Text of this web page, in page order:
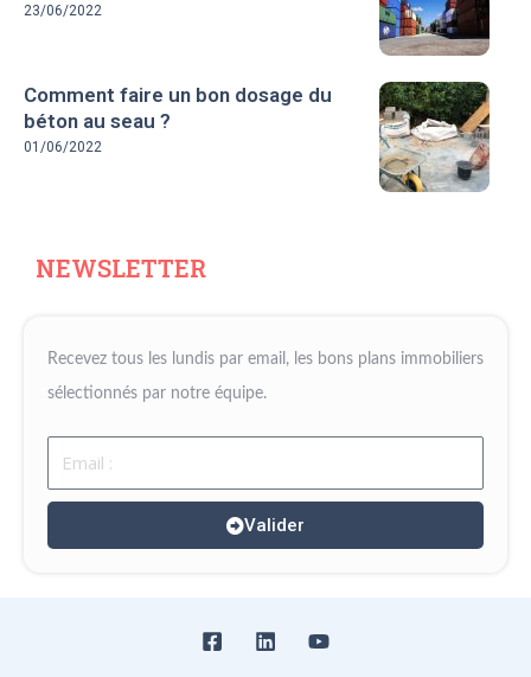
23/06/2022
Comment faire un bon dosage du
béton au seau ?
01/06/2022
NEWSLETTER
Recevez tous les lundis par email, les bons plans immobiliers
sélectionnés par notre équipe.
Email
Valider